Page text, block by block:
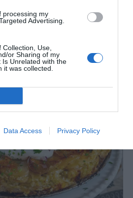
processing my
Advertising.
Use,
or Sharing of my
Is Unrelated with the
it was collected.
Data Access Privacy Policy